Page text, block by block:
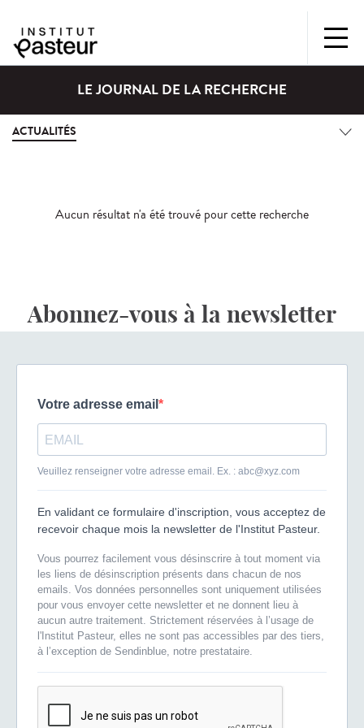
LE JOURNAL DE LA RECHERCHE
ACTUALITÉS
Aucun résultat n'a été trouvé pour cette recherche
Abonnez-vous à la newsletter